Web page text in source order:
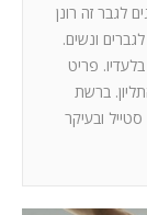
לגבר זה רונן
ונשים.
פריט
ברשת
ובעיקר